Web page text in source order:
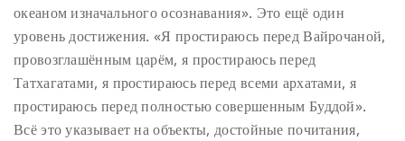
океаном изначального осознавания». Это ещё один
уровень достижения. «Я простираюсь перед Вайрочаной,
провозглашённым царём, я простираюсь перед
Татхагатами, я простираюсь перед всеми архатами, я
простираюсь перед полностью совершенным Буддой».
Всё это указывает на объекты, достойные почитания,